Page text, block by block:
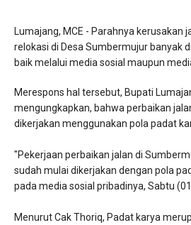
Lumajang, MCE - Parahnya kerusakan
relokasi di Desa Sumbermujur banyak
baik melalui media sosial maupun
Merespons hal tersebut, Bupati
mengungkapkan, bahwa perbaikan
dikerjakan menggunakan pola padat
"Pekerjaan perbaikan jalan di
sudah mulai dikerjakan dengan pola
pada media sosial pribadinya, Sabtu
Menurut Cak Thoriq, Padat karya